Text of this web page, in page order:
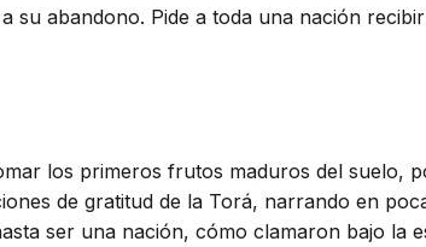
su abandono. Pide a toda una nación
los primeros frutos maduros del suelo,
de gratitud de la Torá, narrando en
ser una nación, cómo clamaron bajo la